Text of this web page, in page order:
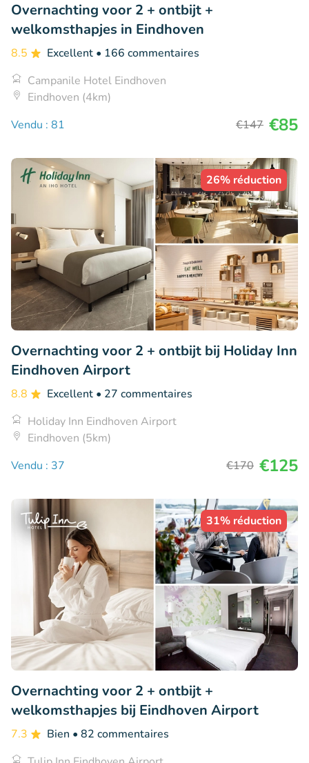
Overnachting voor 2 + ontbijt +
welkomsthapjes in Eindhoven
8.5 Excellent • 166 commentaires
Campanile Hotel Eindhoven
Eindhoven (4km)
Vendu : 81
€147 €85
26% réduction
Overnachting voor 2 + ontbijt bij Holiday Inn
Eindhoven Airport
8.8 Excellent • 27 commentaires
Holiday Inn Eindhoven Airport
Eindhoven (5km)
Vendu : 37
€170 €125
31% réduction
Overnachting voor 2 + ontbijt +
welkomsthapjes bij Eindhoven Airport
7.3 Bien • 82 commentaires